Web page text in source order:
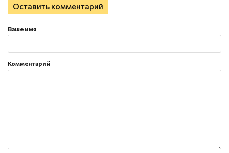
Оставить комментарий
Ваше имя
Комментарий